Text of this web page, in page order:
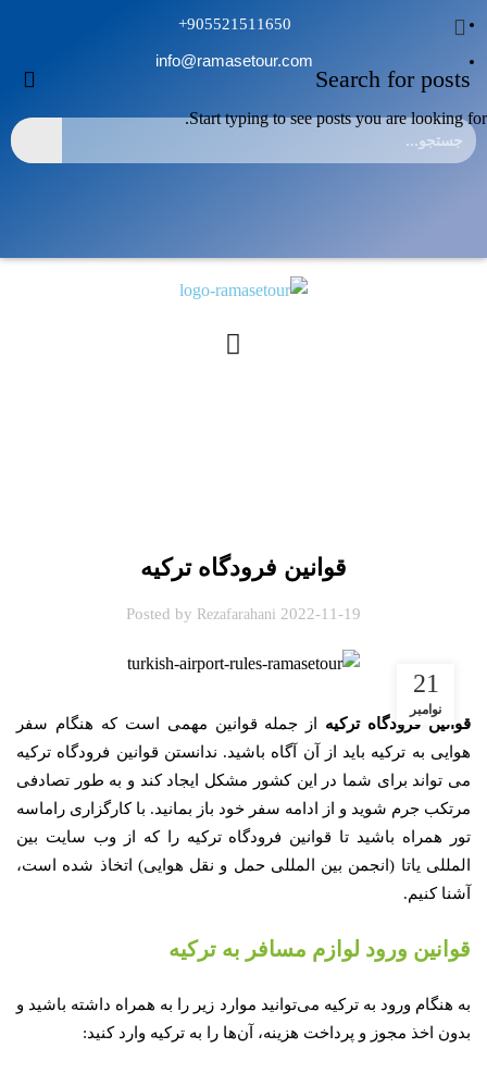
905521511650+
info@ramasetour.com
قوانین فرودگاه ترکیه
2022-11-19
Posted by Rezafarahani
21
نوامبر
قوانین فرودگاه ترکیه از جمله قوانین مهمی است که هنگام سفر
هوایی به ترکیه باید از آن آگاه باشید. ندانستن قوانین فرودگاه ترکیه
می تواند برای شما در این کشور مشکل ایجاد کند و به طور تصادفی
مرتکب جرم شوید و از ادامه سفر خود باز بمانید. با کارگزاری راماسه
تور همراه باشید تا قوانین فرودگاه ترکیه را که از وب سایت بین
المللی یاتا (انجمن بین المللی حمل و نقل هوایی) اتخاذ شده است،
آشنا کنیم.
قوانین ورود لوازم مسافر به ترکیه
به هنگام ورود به ترکیه می‌توانید موارد زیر را به همراه داشته باشید و
بدون اخذ مجوز و پرداخت هزینه، آن‌ها را به ترکیه وارد کنید:
Start typing to see posts you are looking for.